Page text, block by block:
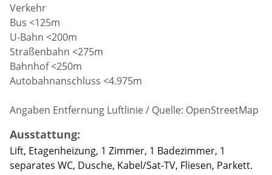
Verkehr
Bus <125m
U-Bahn <200m
Straßenbahn <275m
Bahnhof <250m
Autobahnanschluss <4.975m
Angaben Entfernung Luftlinie / Quelle: OpenStreetMap
Ausstattung:
Lift, Etagenheizung, 1 Zimmer, 1 Badezimmer, 1
separates WC, Dusche, Kabel/Sat-TV, Fliesen, Parkett.